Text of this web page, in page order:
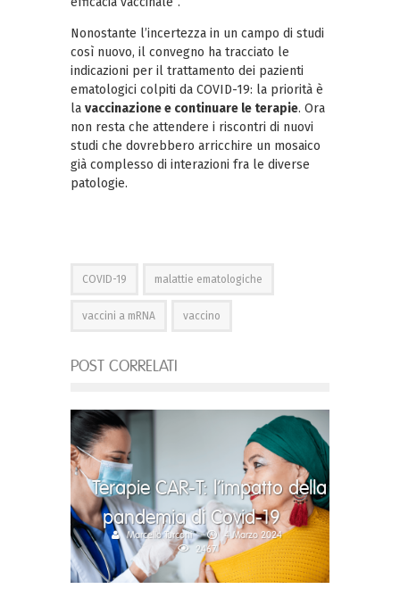
Nonostante l’incertezza in un campo di studi
così nuovo, il convegno ha tracciato le
indicazioni per il trattamento dei pazienti
ematologici colpiti da COVID-19: la priorità è
la vaccinazione e continuare le terapie. Ora
non resta che attendere i riscontri di nuovi
studi che dovrebbero arricchire un mosaico
già complesso di interazioni fra le diverse
patologie.
COVID-19 malattie ematologiche
vaccini a mRNA vaccino
POST CORRELATI
Terapie CAR-T: l’impatto della
pandemia di Covid-19
Marcello Turconi
4 Marzo 2024
2467